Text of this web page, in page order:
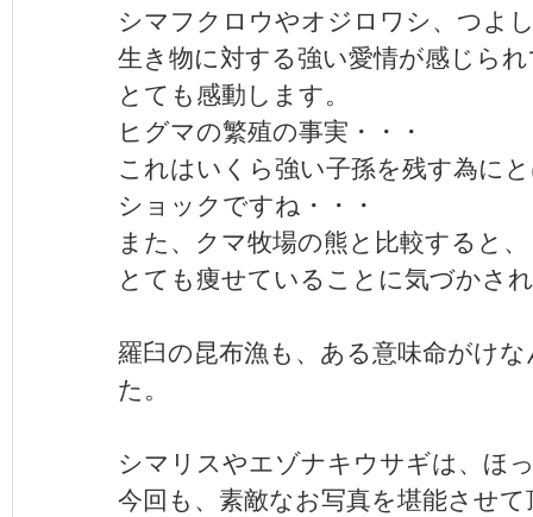
シマフクロウやオジロワシ、つよ
生き物に対する強い愛情が感じら
とても感動します。
ヒグマの繁殖の事実・・・
これはいくら強い子孫を残す為に
ショックですね・・・
また、クマ牧場の熊と比較すると、
とても痩せていることに気づかさ
羅臼の昆布漁も、ある意味命がけ
た。
シマリスやエゾナキウサギは、ほ
今回も、素敵なお写真を堪能させ